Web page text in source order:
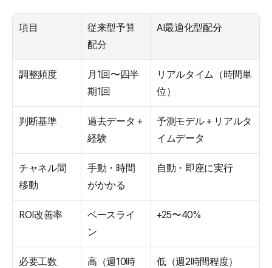
項目
従来型予算
配分
AI最適化型配分
調整頻度
月1回〜四半
期1回
リアルタイム（時間単
位）
判断基準
過去データ +
経験
予測モデル + リアルタ
イムデータ
チャネル間
移動
手動・時間
がかかる
自動・即座に実行
ROI改善率
ベースライ
ン
+25〜40%
必要工数
高（週10時
低（週2時間程度）